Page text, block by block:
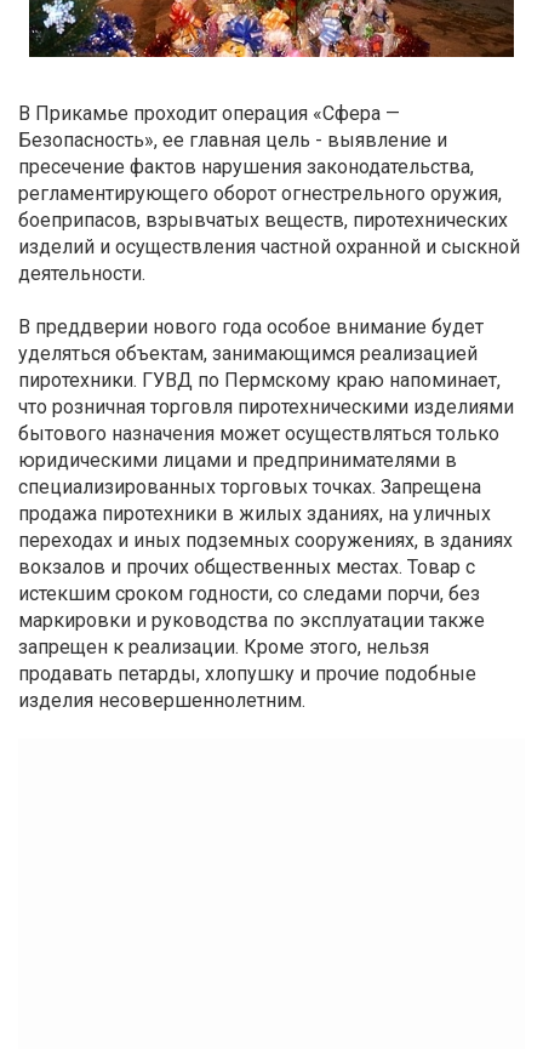
В Прикамье проходит операция «Сфера —
Безопасность», ее главная цель - выявление и
пресечение фактов нарушения законодательства,
регламентирующего оборот огнестрельного оружия,
боеприпасов, взрывчатых веществ, пиротехнических
изделий и осуществления частной охранной и сыскной
деятельности.
В преддверии нового года особое внимание будет
уделяться объектам, занимающимся реализацией
пиротехники. ГУВД по Пермскому краю напоминает,
что розничная торговля пиротехническими изделиями
бытового назначения может осуществляться только
юридическими лицами и предпринимателями в
специализированных торговых точках. Запрещена
продажа пиротехники в жилых зданиях, на уличных
переходах и иных подземных сооружениях, в зданиях
вокзалов и прочих общественных местах. Товар с
истекшим сроком годности, со следами порчи, без
маркировки и руководства по эксплуатации также
запрещен к реализации. Кроме этого, нельзя
продавать петарды, хлопушку и прочие подобные
изделия несовершеннолетним.